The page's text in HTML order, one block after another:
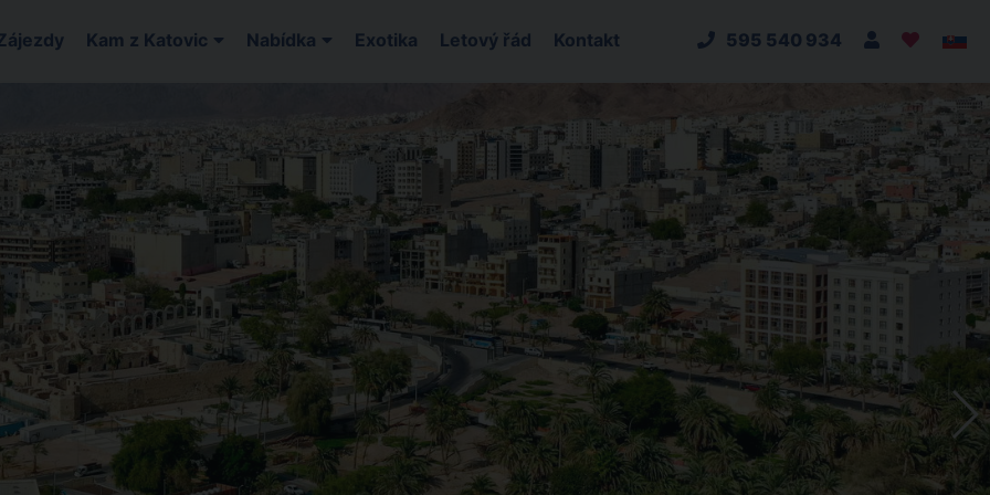
Kam z Katovic Nabídka Exotika Letový řád Kontakt 595 540 934